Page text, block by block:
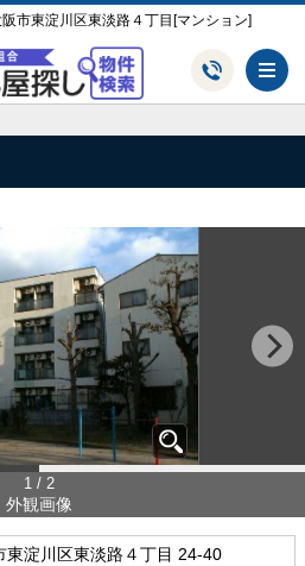
市東淀川区東淡路４丁目[マンション]
1 / 2
外観画像
東淀川区東淡路４丁目 24-40